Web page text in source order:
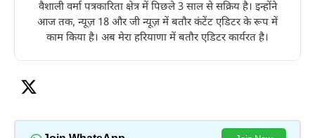
वैशाली वर्मा पत्रकारिता क्षेत्र में पिछले 3 साल से सक्रिय है। इन्होंने
आज तक, न्यूज़ 18 और जी न्यूज़ में बतौर कंटेंट एडिटर के रूप में
काम किया है। अब मेरा हरियाणा में बतौर एडिटर कार्यरत है।